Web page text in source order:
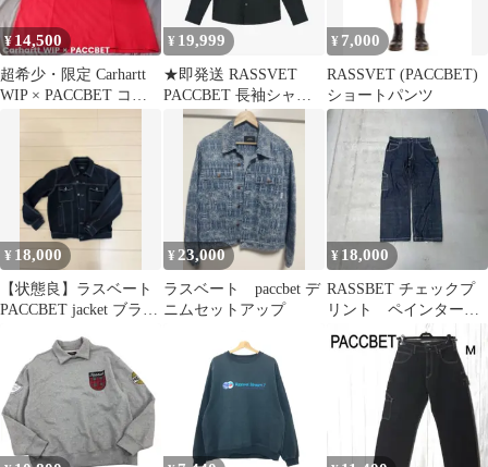
¥ 14,500
​超希少・限定 Carhartt
WIP × PACCBET コラ
¥ 19,999
★即発送 RASSVET
PACCBET 長袖シャツ
黒色系 XLサイズ
¥ 7,000
RASSVET (PACCBET)
ショートパンツ
¥ 18,000
【状態良】ラスベート
PACCBET jacket ブラッ
¥ 23,000
ラスベート paccbet デ
ニムセットアップ
¥ 18,000
RASSBET チェックプ
リント ペインターデ
ニム ストレート 名
作 メンズ M